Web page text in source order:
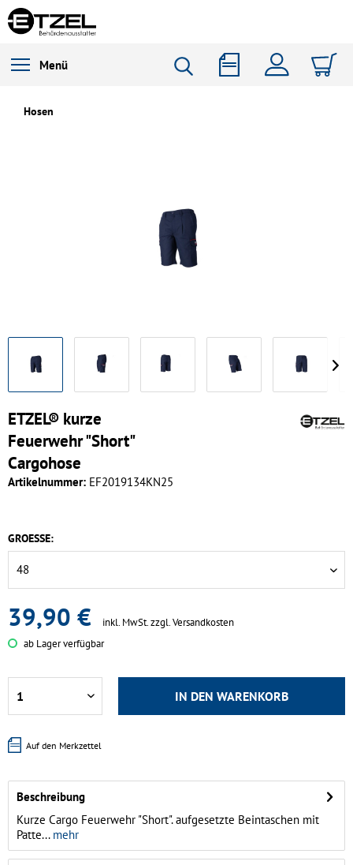
Menü
Hosen
ETZEL® kurze
Feuerwehr "Short"
Cargohose
Artikelnummer: EF2019134KN25
GROESSE:
39,90 € inkl. MwSt.zzgl. Versandkosten
ab Lager verfügbar
IN DEN WARENKORB
Auf den Merkzettel
Beschreibung
Kurze Cargo Feuerwehr "Short". aufgesetzte Beintaschen mit
Patte...mehr